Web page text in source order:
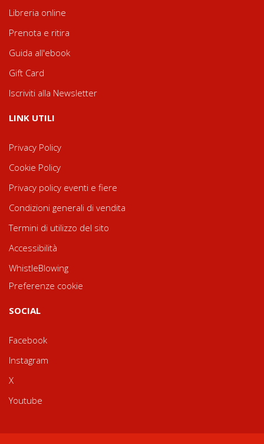
Libreria online
Prenota e ritira
Guida all'ebook
Gift Card
Iscriviti alla Newsletter
LINK UTILI
Privacy Policy
Cookie Policy
Privacy policy eventi e fiere
Condizioni generali di vendita
Termini di utilizzo del sito
Accessibilità
WhistleBlowing
Preferenze cookie
SOCIAL
Facebook
Instagram
X
Youtube